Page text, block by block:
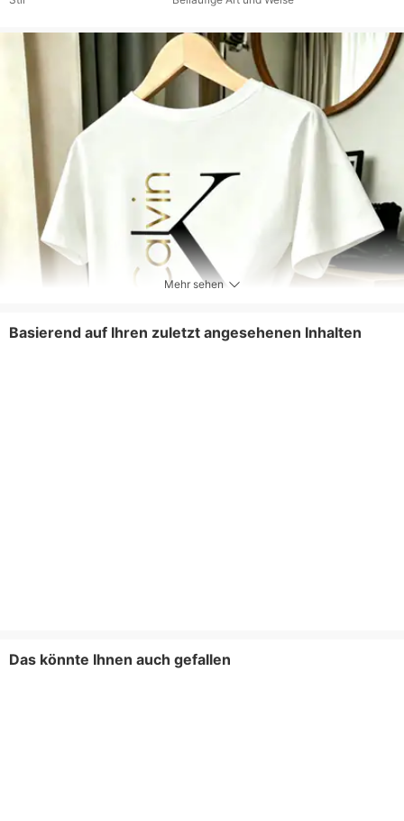
Mehr sehen
Basierend auf Ihren zuletzt angesehenen Inhalten
Das könnte Ihnen auch gefallen